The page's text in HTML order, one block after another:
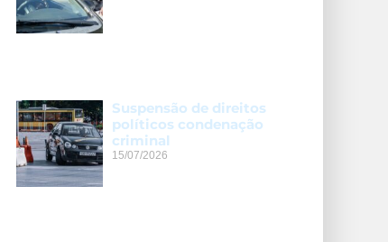
Suspensão de direitos
políticos condenação
criminal
15/07/2026